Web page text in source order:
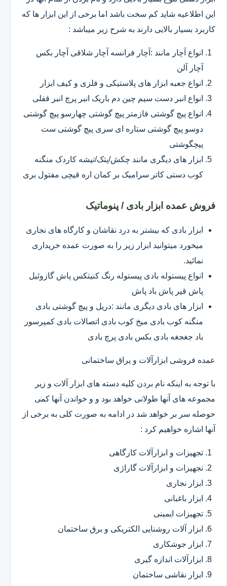
این اطلاعیه شاید کم سخت باشد اما برخی از این ابزار ها که
کاربرد بسیار بالایی دارند به شرح زیر میباشد :
انواع آچار مانند :آچار فرانسه آچار شلاقی آچار بکس
آچار آلن
انواع جعبه ابزار های پلاستیکی و فلزی و کیف ابزار
انواع انبر دست سیم چین دم باریک انبر پرچ انبر قفلی
انواع پیچ گوشتی فازمتر پیچ گوشتی چهارسو پیچ گوشتی
دوسو پیچ گوشتی ستاره ای سری پیچ گوشتی ست
پیچگوشتی
ابزار های دیگری مانند چکش/پتک/تیشه کاردک منگنه
کوب دستی کاتر سرامیک بر کمان اره قیچی مفتول بری
فروش عمده ابزار بادی / پنوماتیک
ابزار بادی که بیشتر به درد نقاشان و کارگاه های نجاری
میخورد میتوانید ابزار زیر را به صورت عمده خریداری
نمائید.
انواع پیستوله بادی پیستوله رنگ کنیتکس پاش گازوئیل
پاش قیر پاش باد پاش
ابزار های بادی دیگری مانند :دریل و پیچ گوشتی بادی
منگنه کوب بادی میخ کوب بادی اتصالات بادی کمپرسور
باد جغجغه بادی بکس بادی پرچ بادی
عمده فروشی ابزارآلات و یراق ساختمانی
با توجه به اینکه نام بردن کلیه دسته های ابزار آلات و زیر
مجموعه های آنها طولانی خواهد بود و و خواندن آنها کمی
حوصله سر بر خواهد شد در ادامه به صورت کلی به برخی از
آنها اشاره خواهیم کرد :
تجهیزات و ابزارآلات کارگاهی
تجهیزات و ابزارآلات گاراژی
ابزار نجاری
ابزار باغبانی
تجهیزات ایمینی
ابزار آلات روشنایی الکتریکی و برق ساختمان
ابزار جوشکاری
ابزارآلات اندازه گیری
ابزار نقاشی ساختمان